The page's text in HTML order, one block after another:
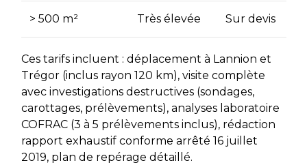
> 500 m² Très élevée Sur devis
Ces tarifs incluent : déplacement à Lannion et
Trégor (inclus rayon 120 km), visite complète
avec investigations destructives (sondages,
carottages, prélèvements), analyses laboratoire
COFRAC (3 à 5 prélèvements inclus), rédaction
rapport exhaustif conforme arrêté 16 juillet
2019, plan de repérage détaillé.